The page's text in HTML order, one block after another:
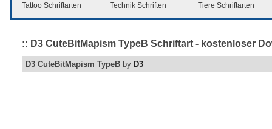
Tattoo Schriftarten
Technik Schriften Tiere Schriftarten
:: D3 CuteBitMapism TypeB Schriftart - kostenloser
D3 CuteBitMapism TypeB by D3